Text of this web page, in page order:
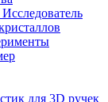
для 3D ручек